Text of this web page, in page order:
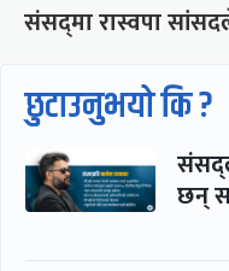
संसद्‍मा रास्वपा
छुटाउनुभयो कि ?
छन्